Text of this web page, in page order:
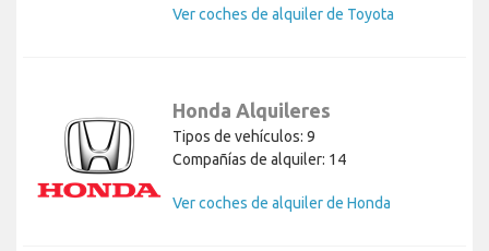
Ver coches de alquiler de Toyota
Honda Alquileres
Tipos de vehículos: 9
Compañías de alquiler: 14
Ver coches de alquiler de Honda